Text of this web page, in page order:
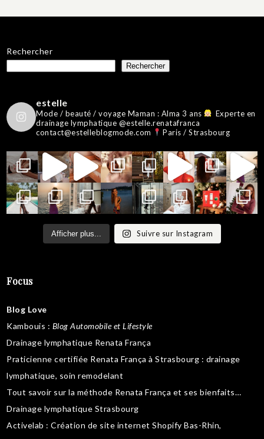
publications
Rechercher
Rechercher
estelle
Mode / beauté / voyage Maman : Alma 3 ans
Experte en
drainage lymphatique @estelle.renatafranca
contact@estelleblogmode.com
Paris / Strasbourg
Afficher plus... Suivre sur Instagram
Focus
Blog Love
Kambouis : Blog Automobile et Lifestyle
Drainage lymphatique Renata França
Praticienne certifiée Renata França à Strasbourg : drainage
lymphatique, soin remodelant
Tout savoir sur la méthode Renata França et ses bienfaits…
Drainage lymphatique Strasbourg
Activelab : Création de site internet Shopify Bas-Rhin,